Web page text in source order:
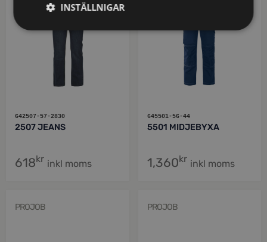
642507-57-2830
2507 JEANS
618kr inkl moms
645501-56-44
5501 MIDJEBYXA
1,360kr inkl moms
PROJOB PROJOB
INSTÄLLNIGAR